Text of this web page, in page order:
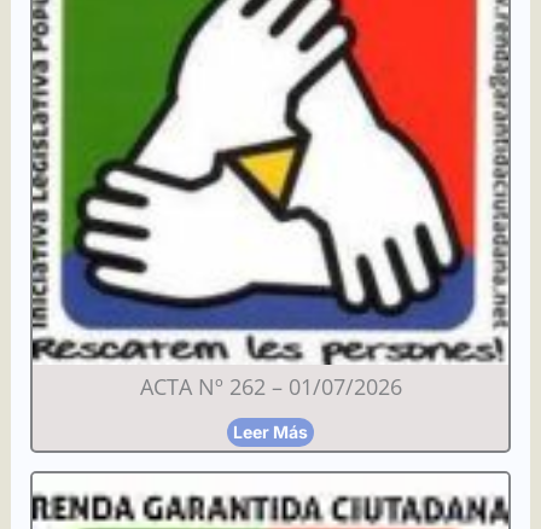
ACTA Nº 262 – 01/07/2026
Leer Más